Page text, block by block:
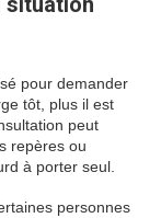
pour demander
tôt, plus il est
peut
repères ou
à porter seul.
personnes